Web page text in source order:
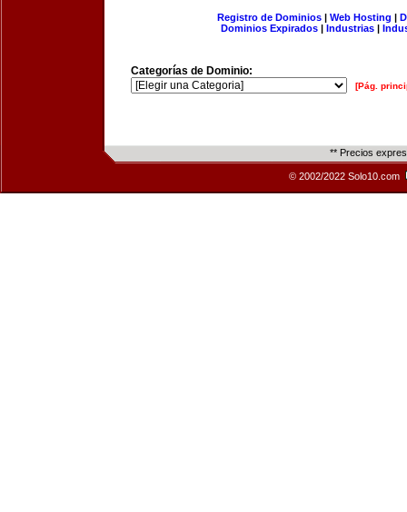
Registro de Dominios| Web Hosting |
Dominios Expirados | Industrias |
Categorías de Dominio:
[Pág.
** Precios
© 2002/2022 Solo10.com